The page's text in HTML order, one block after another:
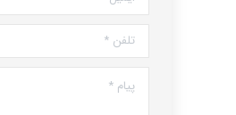
تلفن *
پیام *